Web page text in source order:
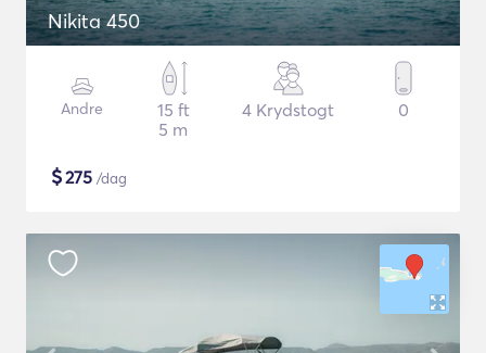
Nikita 450
Andre
15 ft
5 m
4 Krydstogt 0
$275 /dag